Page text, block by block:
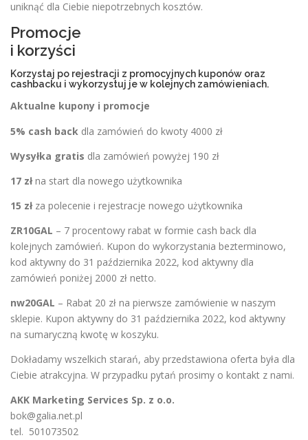
uniknąć dla Ciebie niepotrzebnych kosztów.
Promocje
i korzyści
Korzystaj po rejestracji z promocyjnych kuponów oraz
cashbacku i wykorzystuj je w kolejnych zamówieniach.
Aktualne kupony i promocje
5% cash back dla zamówień do kwoty 4000 zł
Wysyłka gratis dla zamówień powyżej 190 zł
17 złna start dla nowego użytkownika
15 złza polecenie i rejestracje nowego użytkownika
ZR10GAL – 7 procentowy rabat w formie cash back dla
kolejnych zamówień. Kupon do wykorzystania bezterminowo,
kod aktywny do 31 października 2022, kod aktywny dla
zamówień poniżej 2000 zł netto.
nw20GAL – Rabat 20 zł na pierwsze zamówienie w naszym
sklepie. Kupon aktywny do 31 października 2022, kod aktywny
na sumaryczną kwotę w koszyku.
Dokładamy wszelkich starań, aby przedstawiona oferta była dla
Ciebie atrakcyjna. W przypadku pytań prosimy o kontakt z nami.
AKK Marketing Services Sp. z o.o.
bok@galia.net.pl
tel. 501073502